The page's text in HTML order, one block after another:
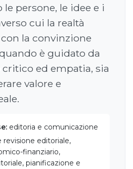
persone, le idee e i
cui la realtà
la convinzione
è guidato da
ed empatia, sia
valore e
editoria e comunicazione
revisione editoriale,
finanziario,
pianificazione e